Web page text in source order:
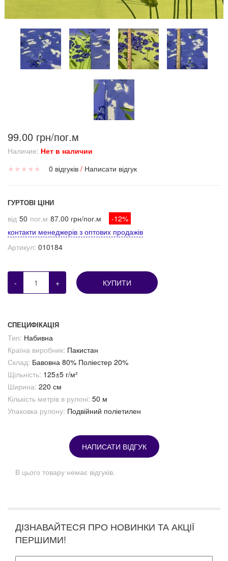
99.00 грн/пог.м
Наличие: Нет в наличии
★ ★ ★ ★ ★ 0 відгуків / Написати відгук
ГУРТОВІ ЦІНИ
від 50 пог.м 87.00 грн/пог.м
-12%
контакти менеджерів з оптових продажів
Артикул: 010184
- + КУПИТИ
СПЕЦИФІКАЦІЯ
Тип: Набивна
Країна виробник: Пакистан
Склад: Бавовна 80% Поліестер 20%
Щільність: 125±5 г/м²
Ширина: 220 см
Кількість метрів в рулоні: 50 м
Упаковка рулону: Подвійний поліетилен
НАПИСАТИ ВІДГУК
В цього товару немає відгуків.
ДІЗНАВАЙТЕСЯ ПРО НОВИНКИ ТА АКЦІЇ
ПЕРШИМИ!